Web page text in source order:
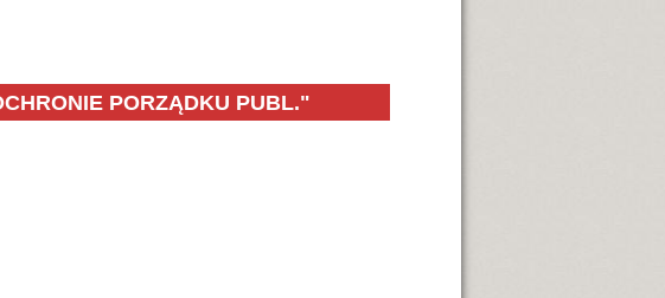
PORZĄDKU PUBL."